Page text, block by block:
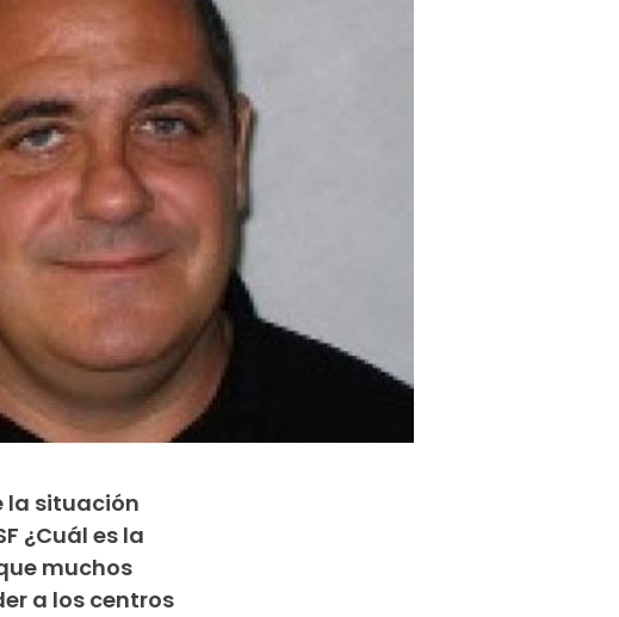
la situación
¿Cuál es la
muchos
a los centros